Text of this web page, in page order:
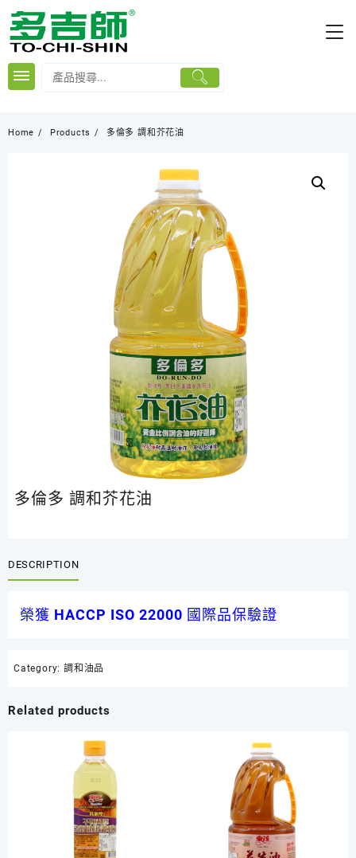
content
Home Products 多倫多 調和芥花油
多倫多 調和芥花油
DESCRIPTION
榮獲 HACCP ISO 22000 國際品保驗證
Category: 調和油品
Related products